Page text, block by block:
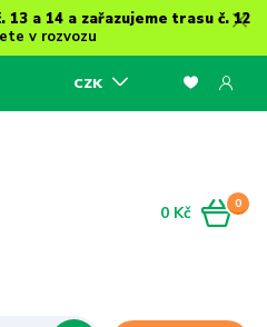
13 a 14 a zařazujeme trasu č. 12
v rozvozu
CZK
0
0 Kč